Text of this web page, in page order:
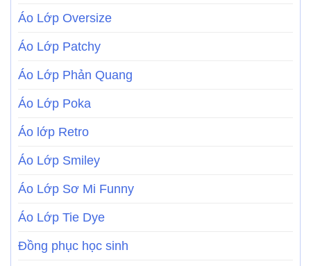
Áo Lớp Oversize
Áo Lớp Patchy
Áo Lớp Phản Quang
Áo Lớp Poka
Áo lớp Retro
Áo Lớp Smiley
Áo Lớp Sơ Mi Funny
Áo Lớp Tie Dye
Đồng phục học sinh